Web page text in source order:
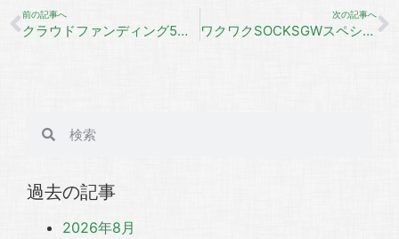
前の記事へ
クラウドファンディング5回目の挑戦！
次の記事へ
ワクワクSOCKSGWスペシャル7Days
過去の記事
2026年8月